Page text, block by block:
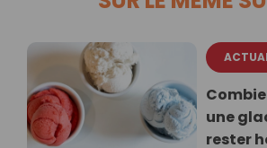
une
rester